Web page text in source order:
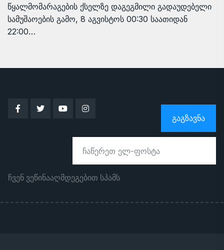
წყალმომარაგების ქსელზე დაგეგმილი გადაუდებელი
სამუშაოების გამო, 8 აგვისტოს 00:30 საათიდან
22:00…
ᲒᲐᲒᲖᲐᲕᲜᲐ
ჩვენ ვეწინააღმდეგებით სპამს